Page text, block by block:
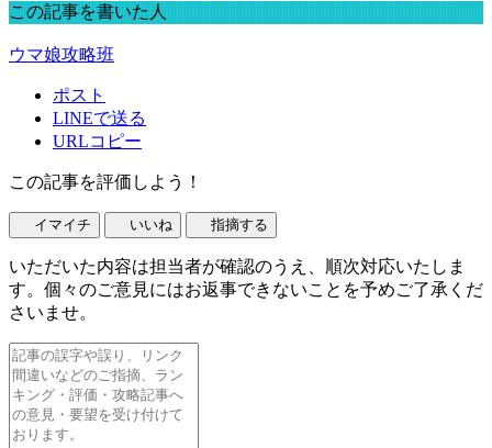
この記事を書いた人
ウマ娘攻略班
ポスト
LINEで送る
URLコピー
この記事を評価しよう！
イマイチ いいね 指摘する
いただいた内容は担当者が確認のうえ、順次対応いたしま
す。個々のご意見にはお返事できないことを予めご了承くだ
さいませ。